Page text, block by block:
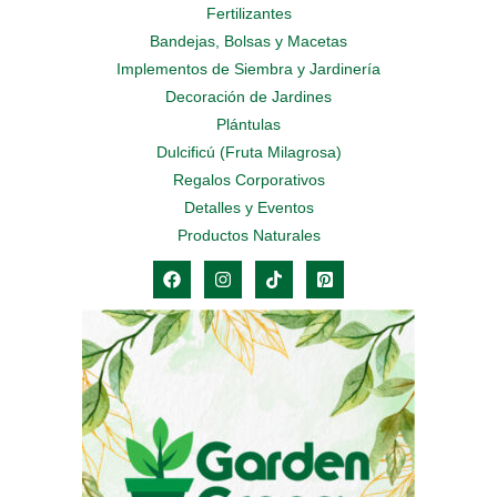
Fertilizantes
Bandejas, Bolsas y Macetas
Implementos de Siembra y Jardinería
Decoración de Jardines
Plántulas
Dulcificú (Fruta Milagrosa)
Regalos Corporativos
Detalles y Eventos
Productos Naturales